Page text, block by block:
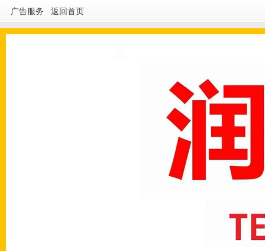
广告服务 返回首页